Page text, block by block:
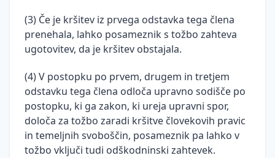
(3) Če je kršitev iz prvega odstavka tega člena
prenehala, lahko posameznik s tožbo zahteva
ugotovitev, da je kršitev obstajala.
(4) V postopku po prvem, drugem in tretjem
odstavku tega člena odloča upravno sodišče po
postopku, ki ga zakon, ki ureja upravni spor,
določa za tožbo zaradi kršitve človekovih pravic
in temeljnih svoboščin, posameznik pa lahko v
tožbo vključi tudi odškodninski zahtevek.